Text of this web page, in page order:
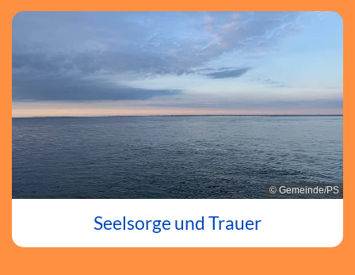
© Gemeinde/PS
Seelsorge und Trauer